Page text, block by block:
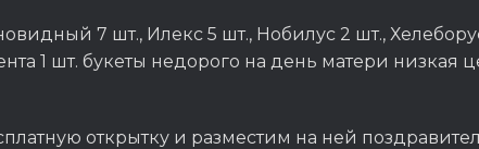
7 шт., Илекс 5 шт., Нобилус 2 шт.,
1 шт. букеты недорого на день матери низкая
открытку и разместим на ней